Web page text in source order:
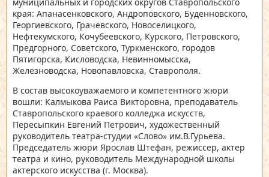
края: Апанасенковского, Андроповского, Буденновского,
Георгиевского, Грачевского, Новоселицкого,
Нефтекумского, Кочубеевского, Курского, Петровского,
Предгорного, Советского, Туркменского, городов
Пятигорска, Кисловодска, Невинномысска,
Железноводска, Новопавловска, Ставрополя.
В состав высокоуважаемого и компетентного жюри
вошли: Калмыкова Раиса Викторовна, преподаватель
Ставропольского краевого колледжа искусств,
Пересыпкин Евгений Петрович, художественный
руководитель театра-студии «Слово» им.В.Гурьева.
Председатель жюри Ярослав Штефан, режиссер, актер
театра и кино, руководитель Международной школы
актерского искусства (г. Москва).